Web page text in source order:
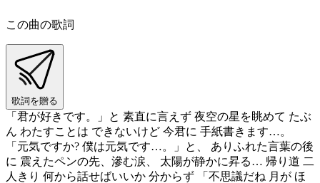
この曲の歌詞
歌詞を贈る
「君が好きです。」と 素直に言えず 夜空の星を眺めて たぶ
ん わたすことは できないけど 今君に 手紙書きます…。
「元気ですか? 僕は元気です…。」と、 ありふれた言葉の後
に 震えたペンの先、滲む涙、 太陽が静かに昇る… 帰り道 二
人きり 何から話せばいいか 分からず 「不思議だね 月が ほ